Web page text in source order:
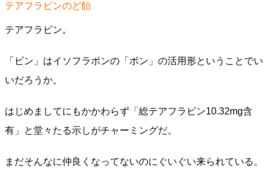
テアフラビンのど飴
テアフラビン。
「ビン」はイソフラボンの「ボン」の活用形ということでい
いだろうか。
はじめましてにもかかわらず「総テアフラビン10.32mg含
有」と堂々たる示しがチャーミングだ。
まだそんなに仲良くなってないのにぐいぐい来られている。